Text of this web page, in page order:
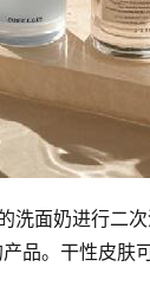
面奶进行二
品。干性皮肤